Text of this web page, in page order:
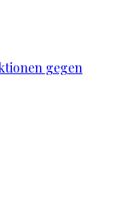
gegen